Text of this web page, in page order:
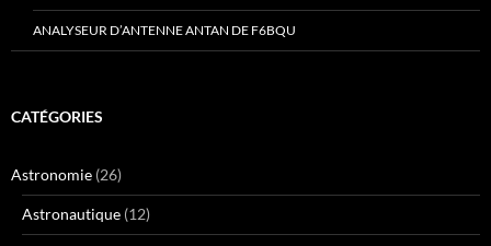
ANALYSEUR D’ANTENNE ANTAN DE F6BQU
CATÉGORIES
Astronomie (26)
Astronautique (12)